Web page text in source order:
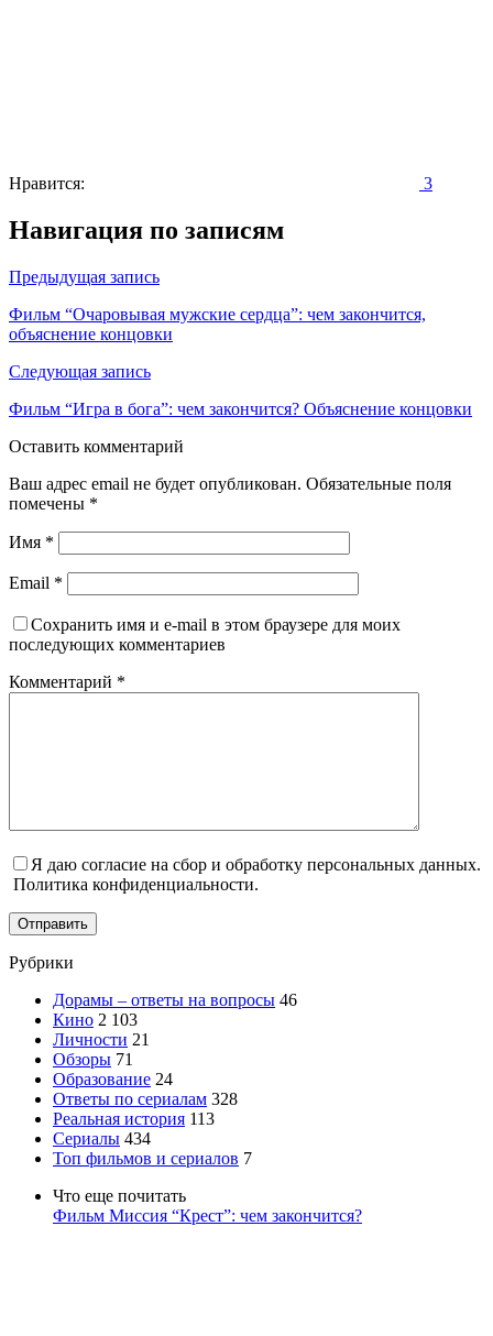
Нравится: 3
Навигация по записям
Предыдущая запись
Фильм “Очаровывая мужские сердца”: чем закончится,
объяснение концовки
Следующая запись
Фильм “Игра в бога”: чем закончится? Объяснение концовки
Оставить комментарий
Ваш адрес email не будет опубликован. Обязательные поля
помечены *
Имя *
Email *
Сохранить имя и e-mail в этом браузере для моих
последующих комментариев
Комментарий *
Я даю согласие на сбор и обработку персональных данных.
Политика конфиденциальности.
Отправить
Рубрики
Дорамы – ответы на вопросы 46
Кино 2 103
Личности 21
Обзоры 71
Образование 24
Ответы по сериалам 328
Реальная история 113
Сериалы 434
Топ фильмов и сериалов 7
Что еще почитать
Фильм Миссия “Крест”: чем закончится?